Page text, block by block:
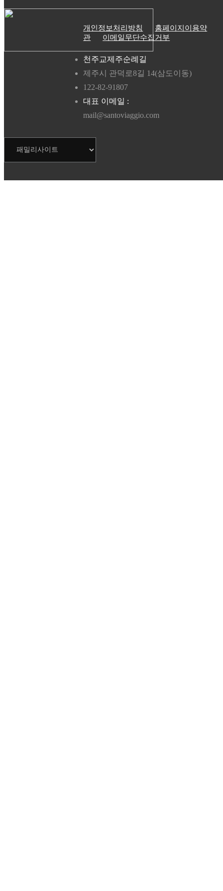
개인정보처리방침
홈페이지이용약
관
이메일무단수집거부
천주교제주순례길
제주시 관덕로8길 14(삼도이동)
122-82-91807
대표 이메일 :
mail@santoviaggio.com